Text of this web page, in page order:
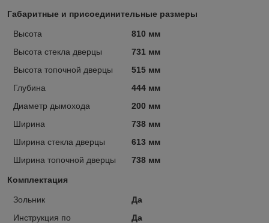
Габаритные и присоединительные размеры
Высота
810 мм
Высота стекла дверцы
731 мм
Высота топочной дверцы
515 мм
Глубина
444 мм
Диаметр дымохода
200 мм
Ширина
738 мм
Ширина стекла дверцы
613 мм
Ширина топочной дверцы
738 мм
Комплектация
Зольник
Да
Инструкция по
Да